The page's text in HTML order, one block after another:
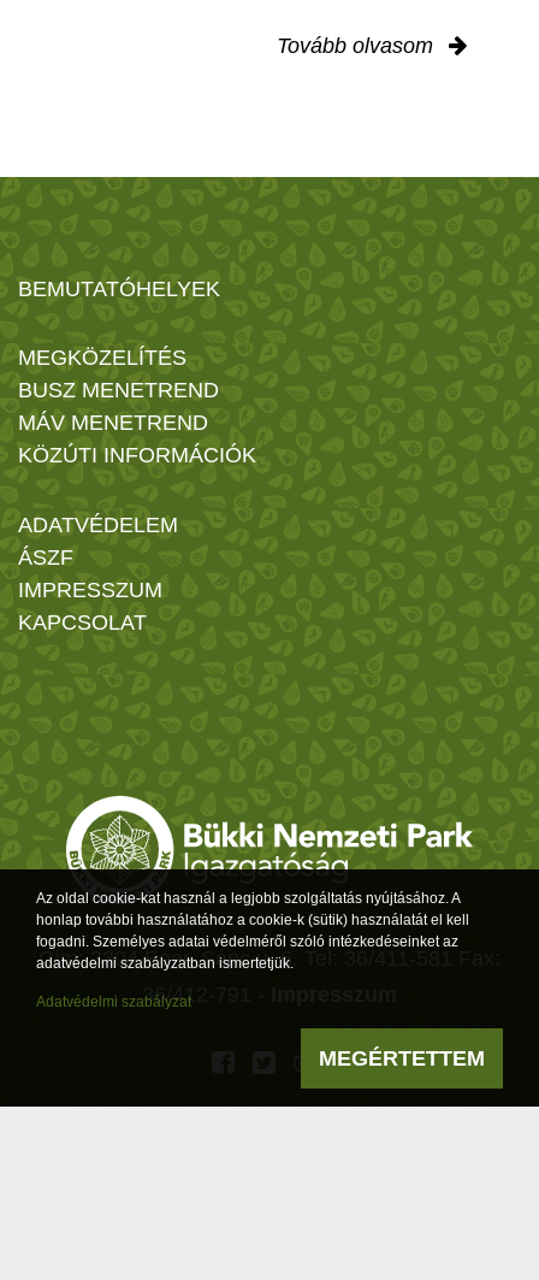
Tovább olvasom
BEMUTATÓHELYEK
MEGKÖZELÍTÉS
BUSZ MENETREND
MÁV MENETREND
KÖZÚTI INFORMÁCIÓK
ADATVÉDELEM
ÁSZF
IMPRESSZUM
KAPCSOLAT
Cím: 3304 Eger, Sánc u. 6. Tel: 36/411-581 Fax:
36/412-791 -
Az oldal cookie-kat használ a legjobb szolgáltatás nyújtásához. A
honlap további használatához a cookie-k (sütik) használatát el kell
fogadni. Személyes adatai védelméről szóló intézkedéseinket az
adatvédelmi szabályzatban ismertetjük.
Adatvédelmi szabályzat
MEGÉRTETTEM